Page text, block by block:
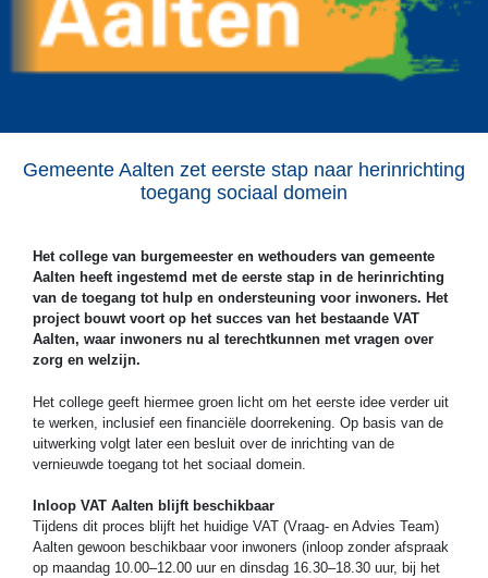
Gemeente Aalten zet eerste stap naar herinrichting
toegang sociaal domein
Het college van burgemeester en wethouders van gemeente
Aalten heeft ingestemd met de eerste stap in de herinrichting
van de toegang tot hulp en ondersteuning voor inwoners. Het
project bouwt voort op het succes van het bestaande VAT
Aalten, waar inwoners nu al terechtkunnen met vragen over
zorg en welzijn.
Het college geeft hiermee groen licht om het eerste idee verder uit
te werken, inclusief een financiële doorrekening. Op basis van de
uitwerking volgt later een besluit over de inrichting van de
vernieuwde toegang tot het sociaal domein.
Inloop VAT Aalten blijft beschikbaar
Tijdens dit proces blijft het huidige VAT (Vraag- en Advies Team)
Aalten gewoon beschikbaar voor inwoners (inloop zonder afspraak
op maandag 10.00–12.00 uur en dinsdag 16.30–18.30 uur, bij het